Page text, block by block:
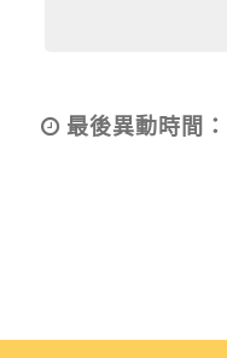
最後異動時間：